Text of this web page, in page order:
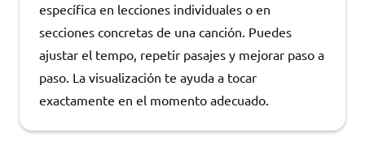
específica en lecciones individuales o en
secciones concretas de una canción. Puedes
ajustar el tempo, repetir pasajes y mejorar paso a
paso. La visualización te ayuda a tocar
exactamente en el momento adecuado.